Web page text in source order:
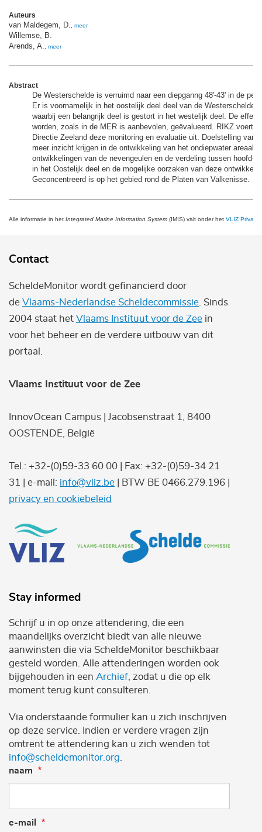
Auteurs
van Maldegem, D. meer
Willemse, B.
Arends, A.
meer
Abstract
De Westerschelde is verruimd naar een diepganng 48'-43' in de
Er is voornamelijk in het oostelijk deel deel van de Westerschelde
waarbij een belangrijk deel is gestort in het westelijk deel. De
worden, zoals in de MER is aanbevolen, geëvalueerd. RIKZ voert
Directie Zeeland deze monitoring en evaluatie uit. Doelstelling van
meer inzicht krijgen in de ontwikkeling van het ondiepwater areaal,
ontwikkelingen van de nevengeulen en de verdeling tussen hoofd-
in het Oostelijk deel en de mogelijke oorzaken van deze
Geconcentreerd is op het gebied rond de Platen van Valkenisse.
Alle informatie in het Integrated Marine Information System (IMIS) valt onder het VLIZ Privacy
Contact
ScheldeMonitor wordt gefinancierd door
de Vlaams-Nederlandse Scheldecommissie . Sinds
2004 staat het Vlaams Instituut voor de Zee in
voor het beheer en de verdere uitbouw van dit
portaal.
Vlaams Instituut voor de Zee
InnovOcean Campus | Jacobsenstraat 1, 8400
OOSTENDE, België
Tel.: +32-(0)59-33 60 00 | Fax: +32-(0)59-34 21
31 | e-mail: info@vliz.be | BTW BE 0466.279.196 |
privacy en cookiebeleid
Stay informed
Schrijf u in op onze attendering, die een
maandelijks overzicht biedt van alle nieuwe
aanwinsten die via ScheldeMonitor beschikbaar
gesteld worden. Alle attenderingen worden ook
bijgehouden in een Archief , zodat u die op elk
moment terug kunt consulteren.
Via onderstaande formulier kan u zich inschrijven
op deze service. Indien er verdere vragen zijn
omtrent te attendering kan u zich wenden tot
info@scheldemonitor.org
naam
e-mail